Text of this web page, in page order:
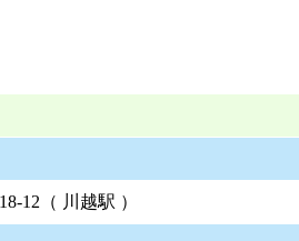
12（ 川越駅 ）